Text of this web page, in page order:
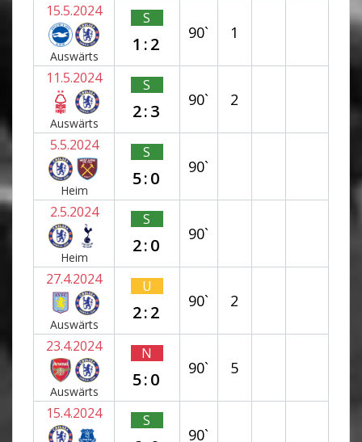
15.5.2024
Auswärts
S
1:2
90` 1
11.5.2024
Auswärts
S
2:3
90` 2
5.5.2024
Heim
S
5:0
90`
2.5.2024
Heim
S
2:0
90`
27.4.2024
Auswärts
U
2:2
90` 2
23.4.2024
Auswärts
N
5:0
90` 5
15.4.2024 S
90`